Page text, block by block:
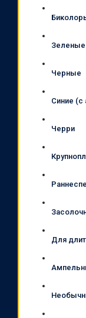
Зеленые
Черные
Синие (с
Черри
Для